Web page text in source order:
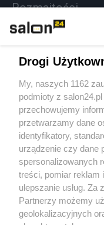
Rozmaitości
Sport
Społeczeństwo
Kultura
X
Drogi
My, naszych 1162
podmioty z
przechowujemy
przetwarzamy dane
identyfikatory,
urządzenie czy dane
spersonalizowanych
treści, pomiar reklam
ulepszanie usług. Za
Partnerzy możemy
geolokalizacyjnych